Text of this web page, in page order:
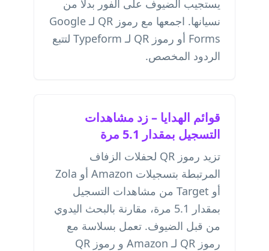
يستجيب الضيوف على الفور بدلاً من
نسيانها. اجمعها مع
رموز QR لـ Google
Forms أو رموز QR لـ Typeform
لتتبع
الردود المخصص.
قوائم الهدايا – زد مشاهدات
التسجيل بمقدار 5.1 مرة
تزيد رموز QR لحفلات الزفاف
المرتبطة بتسجيلات Amazon أو Zola
أو Target من مشاهدات التسجيل
بمقدار 5.1 مرة، مقارنة بالبحث اليدوي
من قبل الضيوف. تعمل بسلاسة مع
رموز QR لـ Amazon
و
رموز QR